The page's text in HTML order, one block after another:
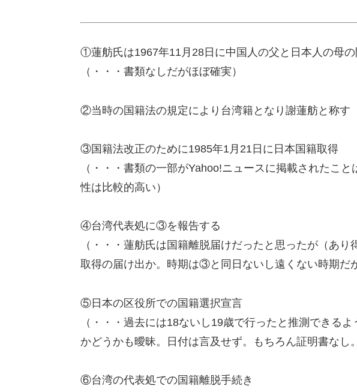
①蓮舫氏は1967年11月28日に中国人の父と日本人の母
（・・・書類なしだがほぼ確実）
②当時の国籍法の規定により台湾籍となり謝蓮舫と称す
③国籍法改正のために1985年1月21日に日本国籍取得
（・・・書類の一部がYahoo!ニュースに掲載されたこ
性は比較的高い）
④台湾代表処に③を報告する
（・・・蓮舫氏は国籍離脱届けだったと思ったが（あ
取得の届け出か。時期は③と同日ないし遠くない時期だ
⑤日本の区役所での国籍選択宣言
（・・・過去には18ないし19歳で行ったと推測できる
かどうかも曖昧。日付は言及せず。もちろん証明書なし
⑥台湾の代表処での国籍離脱手続き